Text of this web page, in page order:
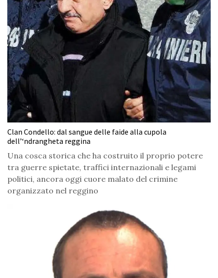
Clan Condello: dal sangue delle faide alla cupola
dell’‘ndrangheta reggina
Una cosca storica che ha costruito il proprio potere
tra guerre spietate, traffici internazionali e legami
politici, ancora oggi cuore malato del crimine
organizzato nel reggino